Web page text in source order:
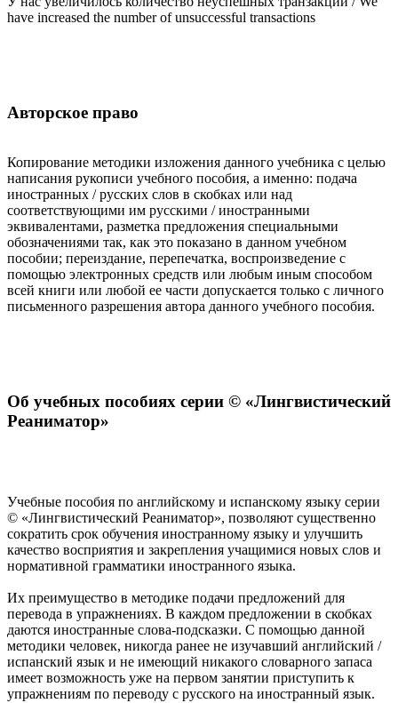
have increased the number of unsuccessful transactions
Авторское право
Копирование методики изложения данного учебника с целью
написания рукописи учебного пособия, а именно: подача
иностранных / русских слов в скобках или над
соответствующими им русскими / иностранными
эквивалентами, разметка предложения специальными
обозначениями так, как это показано в данном учебном
пособии; переиздание, перепечатка, воспроизведение с
помощью электронных средств или любым иным способом
всей книги или любой ее части допускается только с личного
письменного разрешения автора данного учебного пособия.
Об учебных пособиях серии © «Лингвистический
Реаниматор»
Учебные пособия по английскому и испанскому языку серии
© «Лингвистический Реаниматор», позволяют существенно
сократить срок обучения иностранному языку и улучшить
качество восприятия и закрепления учащимися новых слов и
нормативной грамматики иностранного языка.
Их преимущество в методике подачи предложений для
перевода в упражнениях. В каждом предложении в скобках
даются иностранные слова-подсказки. С помощью данной
методики человек, никогда ранее не изучавший английский /
испанский язык и не имеющий никакого словарного запаса
имеет возможность уже на первом занятии приступить к
упражнениям по переводу с русского на иностранный язык.